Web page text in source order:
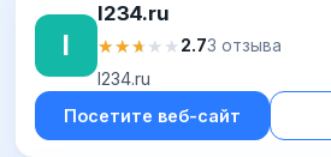
I
I234.ru
★★★★★
★★★★★2.73 отзыва
I234.ru
Посетите веб-сайт